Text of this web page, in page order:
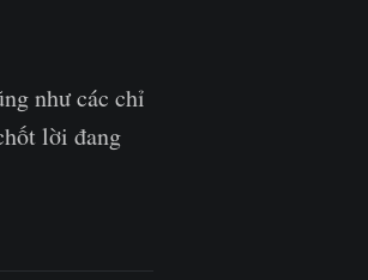
như các chỉ
lời đang